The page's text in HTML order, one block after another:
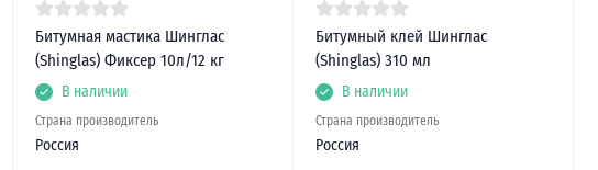
Битумная мастика Шинглас
(Shinglas) Фиксер 10л/12 кг
В наличии
Страна производитель
Россия
Битумный клей Шинглас
(Shinglas) 310 мл
В наличии
Страна производитель
Россия